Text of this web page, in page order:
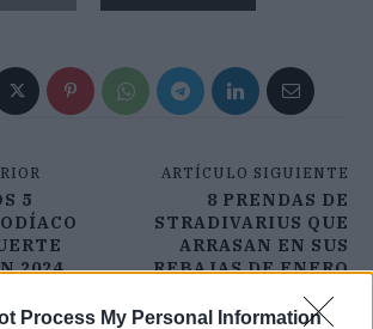
Process My Personal Information
5
2024
ARTÍCULO SIGUIENTE
8 PRENDAS DE
STRADIVARIUS QUE
ARRASAN EN SUS
REBAJAS DE ENERO